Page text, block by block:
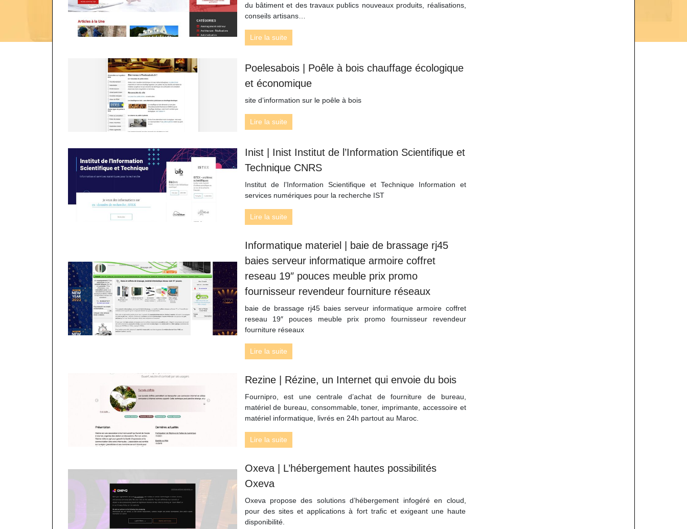
du bâtiment et des travaux publics nouveaux produits, réalisations,
conseils artisans…
Lire la suite
Poelesabois | Poêle à bois chauffage écologique
et économique
site d’information sur le poêle à bois
Lire la suite
Inist | Inist Institut de l’Information Scien­tifi­que et
Technique CNRS
Institut de l’Information Scientifique et Technique Information et
services numériques pour la recherche IST
Lire la suite
Infor­mati­que materiel | baie de brassage rj45
baies serveur infor­mati­que armoire coffret
reseau 19″ pouces meuble prix promo
fournisseur revendeur fourniture réseaux
baie de brassage rj45 baies serveur informatique armoire coffret
reseau 19″ pouces meuble prix promo fournisseur revendeur
fourniture réseaux
Lire la suite
Rezine | Rézine, un Internet qui envoie du bois
Fournipro, est une centrale d’achat de fourniture de bureau,
matériel de bureau, consommable, toner, imprimante, accessoire et
matériel informatique, livrés en 24h partout au Maroc.
Lire la suite
Oxeva | L’hébergement hautes pos­sibi­lités
Oxeva
Oxeva propose des solutions d’hébergement infogéré en cloud,
pour des sites et applications à fort trafic et exigeant une haute
disponibilité.